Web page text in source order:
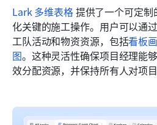
Lark 多维表格 提供了一个可定制
化关键的施工操作。用户可以通
工队活动和物资资源，包括看板
图。这种灵活性确保项目经理能
效分配资源，并保持所有人对项